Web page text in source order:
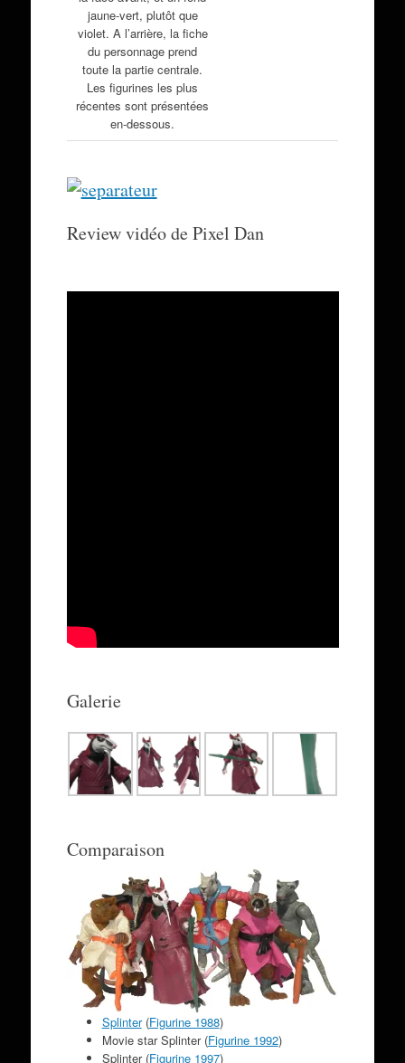
jaune-vert, plutôt que
violet. A l’arrière, la fiche
du personnage prend
toute la partie centrale.
Les figurines les plus
récentes sont présentées
en-dessous.
Review vidéo de Pixel Dan
Galerie
Comparaison
Splinter(Figurine 1988)
Movie star Splinter (Figurine 1992)
Splinter (Figurine 1997)